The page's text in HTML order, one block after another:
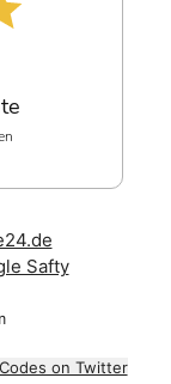
on Twitter